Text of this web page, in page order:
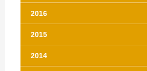
2016
2015
2014